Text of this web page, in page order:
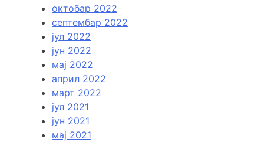
октобар 2022
септембар 2022
јул 2022
јун 2022
мај 2022
април 2022
март 2022
јул 2021
јун 2021
мај 2021